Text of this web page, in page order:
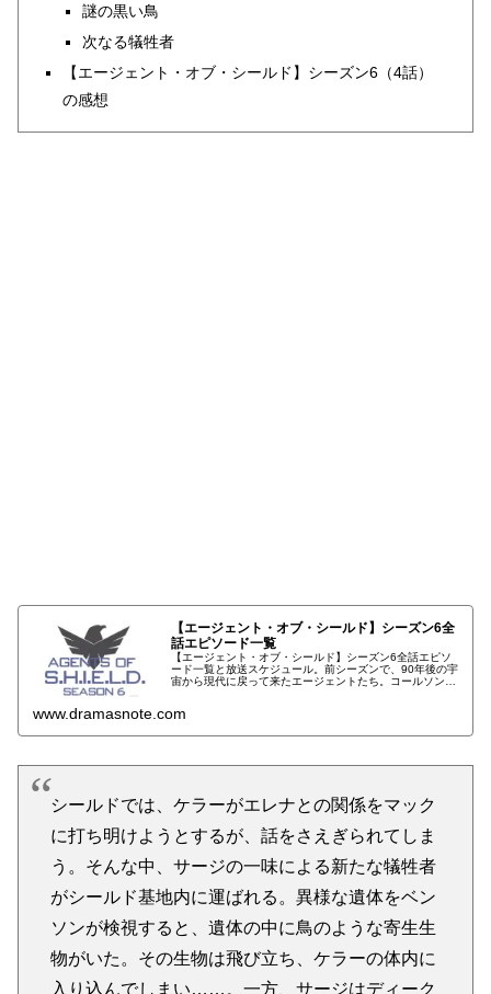
謎の黒い鳥
次なる犠牲者
【エージェント・オブ・シールド】シーズン6（4話）
の感想
【エージェント・オブ・シールド】シーズン6全
話エピソード一覧
【エージェント・オブ・シールド】シーズン6全話エピソ
ード一覧と放送スケジュール。前シーズンで、90年後の宇
宙から現代に戻って来たエージェントたち。コールソンは
に復帰し、シールドも新しい長官の下で新体制…
www.dramasnote.com
シールドでは、ケラーがエレナとの関係をマック
に打ち明けようとするが、話をさえぎられてしま
う。そんな中、サージの一味による新たな犠牲者
がシールド基地内に運ばれる。異様な遺体をベン
ソンが検視すると、遺体の中に鳥のような寄生生
物がいた。その生物は飛び立ち、ケラーの体内に
入り込んでしまい……。一方、サージはディーク